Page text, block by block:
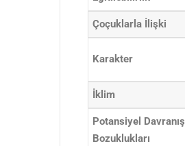
Çoçuklarla İlişki
Karakter
İklim
Potansiyel Davranış
Bozuklukları